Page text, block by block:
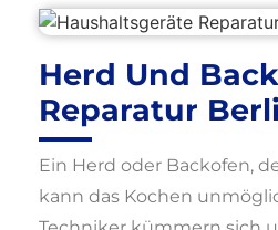
Herd Und
Reparatur
Ein Herd oder Backofen,
kann das Kochen